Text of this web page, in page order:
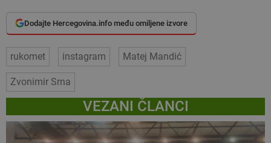
Dodajte Hercegovina.info među omiljene izvore
rukomet instagram Matej Mandić
Zvonimir Srna
VEZANI ČLANCI